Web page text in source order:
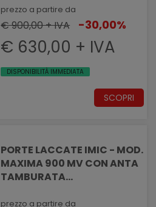
DIAGONALI
prezzo a partire da
€ 900,00 + IVA -30,00%
€ 630,00 + IVA
DISPONIBILITÀ IMMEDIATA
SCOPRI
PORTE LACCATE IMIC - MOD.
MAXIMA 900 MV CON ANTA
TAMBURATA
MASSELLATO CON VANO
prezzo a partire da